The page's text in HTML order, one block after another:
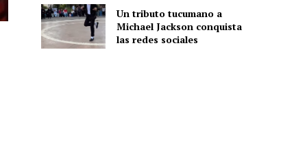
Un tributo tucumano a
Michael Jackson conquista
las redes sociales